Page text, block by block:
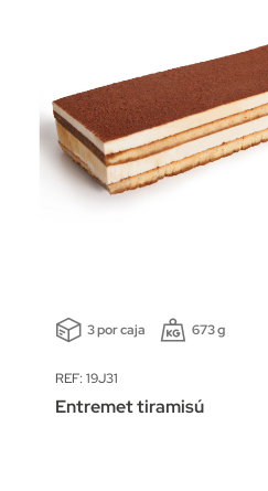
3 por caja 673 g
REF: 19J31
Entremet tiramisú